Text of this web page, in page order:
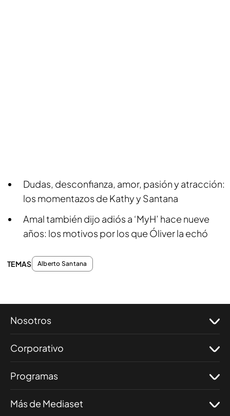
Dudas, desconfianza, amor, pasión y atracción:
los momentazos de Kathy y Santana
Amal también dijo adiós a ‘MyH’ hace nueve
años: los motivos por los que Óliver la echó
TEMAS Alberto Santana
Nosotros
Corporativo
Programas
Más de Mediaset